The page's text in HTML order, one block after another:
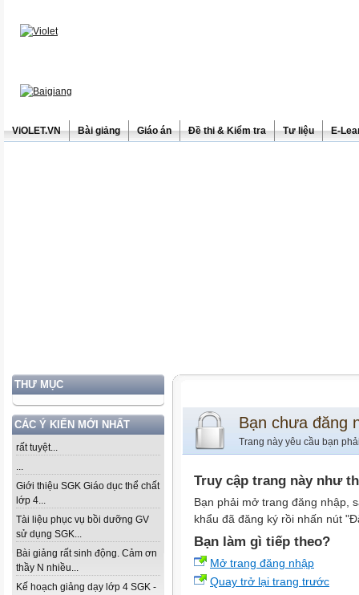
ViOLET.VN Bài giảng Giáo án Đề thi & Kiểm tra Tư liệu E-
THƯ MỤC
CÁC Ý KIẾN MỚI NHẤT
rất tuyệt...
...
Giới thiệu SGK Giáo dục thể chất
lớp 4...
Tài liệu phục vụ bồi dưỡng GV
sử dụng SGK...
Bài giảng rất sinh động. Cảm ơn
thầy N nhiều...
Kế hoạch giảng dạy lớp 4 SGK -
Bạn chưa đăng
Trang này yêu cầu bạn
Truy cập trang này như
Bạn phải mở trang đăng nhập,
khẩu đã đăng ký rồi nhấn nút
Bạn làm gì tiếp theo?
Mở trang đăng nhập
Quay trở lại trang trước